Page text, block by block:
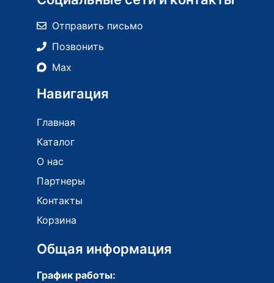
Отправить письмо
Позвонить
Max
Навигация
Главная
Каталог
О нас
Партнеры
Контакты
Корзина
Общая информация
График работы: